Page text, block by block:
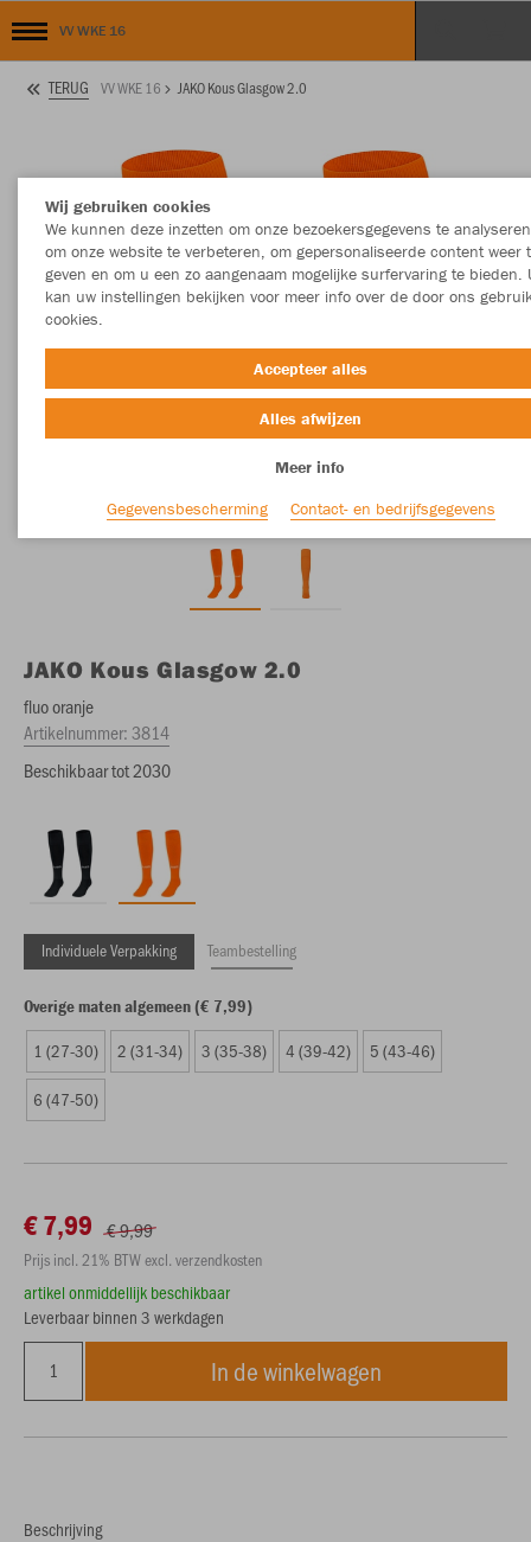
VV WKE 16
TERUG VV WKE 16 JAKO Kous Glasgow 2.0
JAKO Kous Glasgow 2.0
fluo oranje
Artikelnummer:3814
Beschikbaar tot 2030
Individuele Verpakking Teambestelling
Overige maten algemeen (€ 7,99)
1 (27-30) 2 (31-34) 3 (35-38) 4 (39-42) 5 (43-46)
6 (47-50)
€ 7,99 € 9,99
Prijs incl. 21% BTW excl. verzendkosten
artikel onmiddellijk beschikbaar
Leverbaar binnen 3 werkdagen
In de winkelwagen
Beschrijving
Wij gebruiken cookies
We kunnen deze inzetten om onze bezoekersgegevens te
om onze website te verbeteren, om gepersonaliseerde content weer
geven en om u een zo aangenaam mogelijke surfervaring te bieden.
kan uw instellingen bekijken voor meer info over de door ons
cookies.
Accepteer alles
Alles afwijzen
Meer info
Gegevensbescherming
Contact- en bedrijfsgegevens